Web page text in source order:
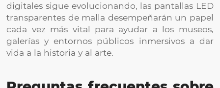
digitales sigue evolucionando, las pantallas LED
transparentes de malla desempeñarán un papel
cada vez más vital para ayudar a los museos,
galerías y entornos públicos inmersivos a dar
vida a la historia y al arte.